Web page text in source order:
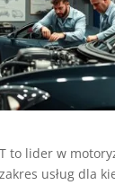
to lider w
usług dla